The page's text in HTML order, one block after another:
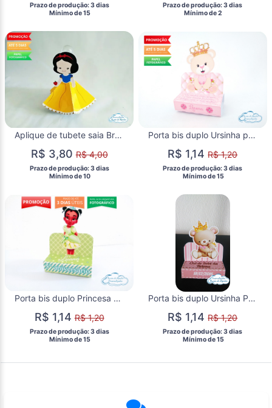
Prazo de produção: 3 dias
  Mínimo de 15
Prazo de produção: 3 dias
  Mínimo de 2
Aplique de tubete saia Branca de neve cute
R$ 3,80R$ 4,00
Prazo de produção: 3 dias
  Mínimo de 10
Porta bis duplo Ursinha princesa
R$ 1,14R$ 1,20
Prazo de produção: 3 dias
  Mínimo de 15
Porta bis duplo Princesa Tiana Baby
R$ 1,14R$ 1,20
Prazo de produção: 3 dias
  Mínimo de 15
Porta bis duplo Ursinha Princesa
R$ 1,14R$ 1,20
Prazo de produção: 3 dias
  Mínimo de 15